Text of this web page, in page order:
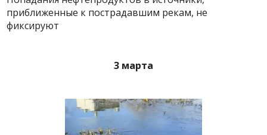
приближенные к пострадавшим рекам, не
фиксируют
3 марта